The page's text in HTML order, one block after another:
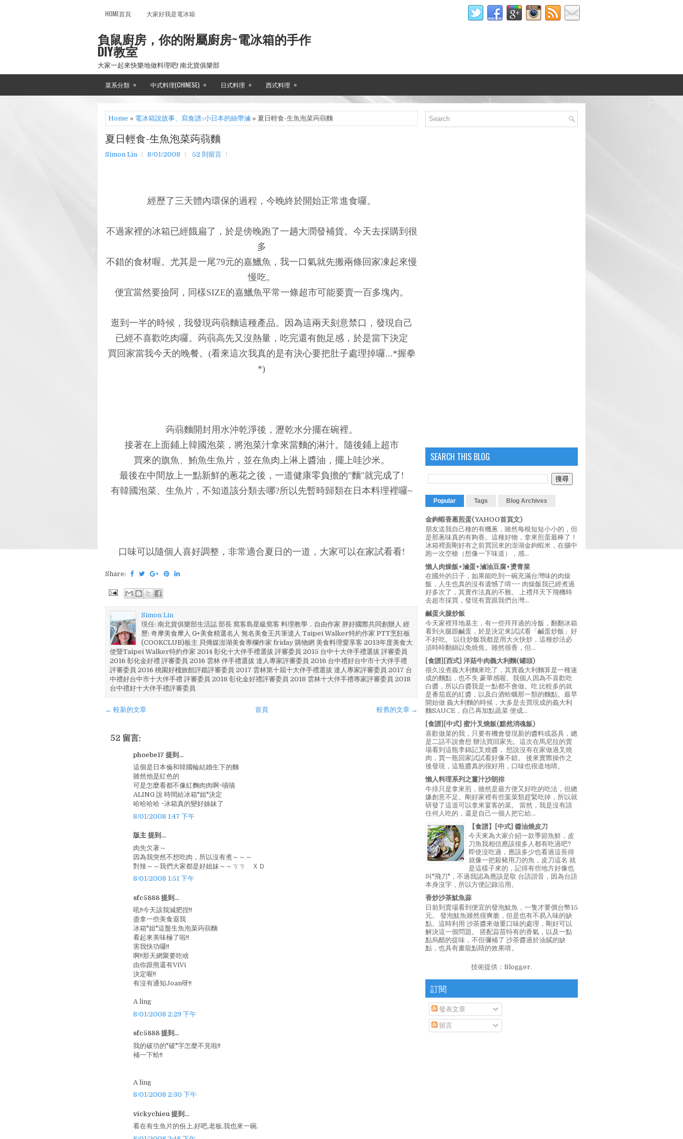
HOME首頁 大家好我是電冰箱
負鼠廚房，你的附屬廚房~電冰箱的手作
DIY教室
大家一起來快樂地做料理吧! 南北貨俱樂部
菜系分類 » 中式料理(CHINESE) » 日式料理 » 西式料理 »
Home » 電冰箱說故事、寫食譜::小日本的絲帶滷 » 夏日輕食-生魚泡菜蒟蒻麵
夏日輕食-生魚泡菜蒟蒻麵
Simon Lin 8/01/2008 52 則留言
經歷了三天體內環保的過程，今晚終於開始正常進食囉。
不過家裡的冰箱已經餓扁了，於是傍晚跑了一趟大潤發補貨。今天去採購到很
多
不錯的食材喔。尤其是一尾79元的嘉鱲魚，我一口氣就先搬兩條回家凍起來慢
慢吃。
便宜當然要撿阿，同樣SIZE的嘉鱲魚平常一條超市可能要賣一百多塊內。
逛到一半的時候，我發現蒟蒻麵這種產品。因為這兩天刻意禁口，發現自己
已經不喜歡吃肉囉。蒟蒻高先又沒熱量，吃完還有飽足感，於是當下決定
買回家當我今天的晚餐。(看來這次我真的是有決心要把肚子處理掉囉...*握拳
*)
蒟蒻麵開封用水沖乾淨後，瀝乾水分擺在碗裡。
接著在上面鋪上韓國泡菜，將泡菜汁拿來當麵的淋汁。隨後鋪上超市
買來的旗魚、鮪魚生魚片，並在魚肉上淋上醬油，擺上哇沙米。
最後在中間放上一點新鮮的蔥花之後，一道健康零負擔的"麵"就完成了!
有韓國泡菜、生魚片，不知道該分類去哪?所以先暫時歸類在日本料理裡囉~
口味可以隨個人喜好調整，非常適合夏日的一道，大家可以在家試看看!
Share:
Simon Lin
現任: 南北貨俱樂部生活誌 部長 窩客島星級窩客 料理教學．自由作家 胖好國際共同創辦人 經
歷: 奇摩美食摩人 G+美食精選名人 無名美食王共筆達人 Taipei Walker特約作家 PTT烹飪板
(COOKCLUB)板主 貝傳媒澎湖美食專欄作家 friday 購物網 美食料理愛享客 2013年度美食大
使暨Taipei Walker特約作家 2014 彰化十大伴手禮選拔 評審委員 2015 台中十大伴手禮選拔 評審委員
2016 彰化金好禮 評審委員 2016 雲林 伴手禮選拔 達人專家評審委員 2016 台中禮好台中市十大伴手禮
評審委員 2016 桃園好棧旅館評鑑評審委員 2017 雲林第十屆十大伴手禮選拔 達人專家評審委員 2017 台
中禮好台中市十大伴手禮 評審委員 2018 彰化金好禮評審委員 2018 雲林十大伴手禮專家評審委員 2018
台中禮好十大伴手禮評審委員
← 較新的文章 較舊的文章 →
首頁
52 留言:
phoebe17 提到...
這個是日本倫和韓國輪結婚生下的麵
雖然他是紅色的
可是怎麼看都不像紅麴肉肉啊~嘖嘖
ALING 說 時間給冰箱"姐"決定
哈哈哈哈 ~冰箱真的變好姊妹了
8/01/2008 1:47 下午
版主 提到...
肉先欠著～
因為我突然不想吃肉，所以沒有煮～～～
對辣～～我們大家都是好姐妹～～ㄎㄎ ＸＤ
8/01/2008 1:51 下午
sfc5888 提到...
吼!!今天該我減肥捏!!
盡拿一些美食遐我
冰箱"姐"這盤生魚泡菜蒟蒻麵
看起來美味極了啦!!
害我快功囉!!
啊!!那天網聚要吃啥
由你跟熊還有ViVi
決定喔!!
有沒有通知Joan呀!!
A ling
8/01/2008 2:29 下午
sfc5888 提到...
我的破功的"破"字怎麼不見啦!!
補一下蛤!!
A ling
8/01/2008 2:30 下午
vickychieu 提到...
看在有生魚片的份上,好吧,老板,我也來一碗.
SEARCH THIS BLOG
Popular Tags Blog Archives
金鉤蝦香蔥煎蛋(YAHOO首頁文)
朋友送我自己種的有機蔥，雖然每根短短小小的，但
是那蔥味真的有夠香。這種好物，拿來煎蛋最棒了！
冰箱裡面剛好有之前買回來的澎湖金鉤蝦米，在腦中
跑一次空槍（想像一下味道），感...
懶人肉燥飯+滷蛋+滷油豆腐+燙青菜
在國外的日子，如果能吃到一碗充滿台灣味的肉燥
飯，人生也真的沒有遺憾了唷~~~ 肉燥飯我已經煮過
好多次了，其實作法真的不難。 上禮拜天下飛機時
去超市採買，發現有賣跟我們台灣...
鹹蛋火腿炒飯
今天家裡拜地基主，有一些拜拜過的冷飯，翻翻冰箱
看到火腿跟鹹蛋，於是決定來試試看「鹹蛋炒飯」好
不好吃。 以往炒飯我都是用大火快炒，這種炒法必
須時時翻鍋以免燒焦。雖然很香，但...
[食譜][西式] 洋菇牛肉義大利麵(罐頭)
很久沒煮義大利麵來吃了，其實義大利麵算是一種速
成的麵點，也不失 豪華感喔。我個人因為不喜歡吃
白醬，所以白醬我是一點都不會做。吃 比較多的就
是番茄底的紅醬，以及白酒蛤蠣那一類的麵點。最早
開始做 義大利麵的時候，大多是去買現成的義大利
麵SAUCE，自己再加點蔬菜 便成...
[食譜][中式] 蜜汁叉燒飯(黯然消魂飯)
喜歡做菜的我，只要有機會發現新的醬料或器具，總
是二話不說會想 辦法買回家先。這次在馬尼拉的賣
場看到這瓶李錦記叉燒醬， 想說沒有在家做過叉燒
肉，買一瓶回家試試看好像不錯。 後來實際操作之
後發現，這瓶醬真的很好用，口味也很道地唷。
懶人料理系列之薑汁沙朗排
牛排只是拿來煎，雖然是最方便又好吃的吃法，但總
嫌創意不足。剛好家裡有些葉菜類趕緊吃掉，所以就
研發了這道可以拿來宴客的菜。 當然，我是沒有請
任何人吃的，還是自己一個人把它給...
【食譜】[中式] 醬油燒皮刀
今天來為大家介紹一款季節魚鮮，皮
刀魚我相信應該很多人都有吃過吧?
即使沒吃過，應該多少也看過這長得
就像一把殺豬用刀的魚，皮刀這名 就
是這樣子來的，記得有些地方好像也
叫"飛刀"，不過我認為應該是取 台語諧音，因為台語
本身沒字，所以方便記錄沿用。
香炒沙茶魷魚蒜
日前到賣場看到便宜的發泡魷魚，一隻才要價台幣15
元。 發泡魷魚雖然很爽脆，但是也有不易入味的缺
點。這時利用 沙茶醬來做重口味的處理，剛好可以
解決這一個問題。 搭配蒜苗特有的香氣，以及一點
點烏醋的提味，不但彌補了 沙茶醬過於油膩的缺
點，也具有畫龍點睛的效果唷。
技術提供： Blogger.
訂閱
發表文章
留言